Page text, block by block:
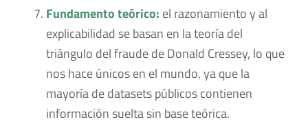
Fundamento teórico: el razonamiento y al
explicabilidad se basan en la teoría del
triángulo del fraude de Donald Cressey, lo que
nos hace únicos en el mundo, ya que la
mayoría de datasets públicos contienen
información suelta sin base teórica.